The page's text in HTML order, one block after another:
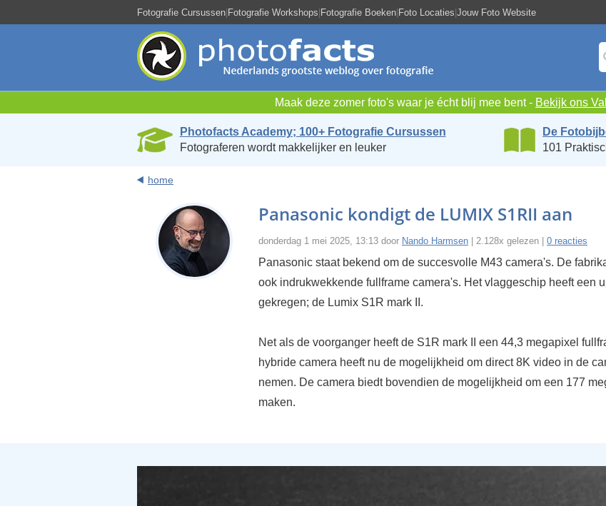
Fotografie Cursussen|Fotografie Workshops|Fotografie Boeken|Foto Locaties|Jouw Foto Website
Maak deze zomer foto's waar je écht blij mee bent - Bekijk ons
Photofacts Academy; 100+ Fotografie Cursussen
Fotograferen wordt makkelijker en leuker
De
101
home
Panasonic kondigt de LUMIX S1RII aan
donderdag 1 mei 2025, 13:13 door Nando Harmsen | 2.128x gelezen | 0 reacties
Panasonic staat bekend om de succesvolle M43 camera's. De
ook indrukwekkende fullframe camera's. Het vlaggeschip heeft een
gekregen; de Lumix S1R mark II.
Net als de voorganger heeft de S1R mark II een 44,3 megapixel
hybride camera heeft nu de mogelijkheid om direct 8K video in de
nemen. De camera biedt bovendien de mogelijkheid om een 177
maken.